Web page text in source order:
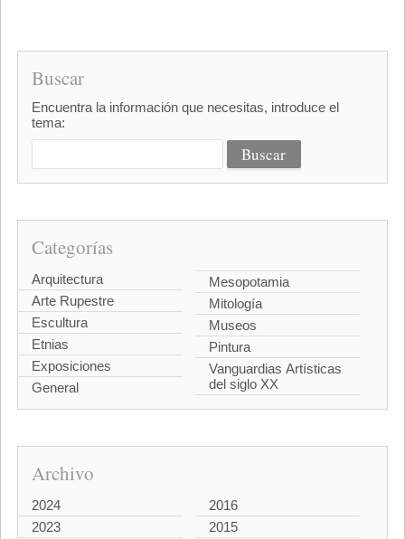
Buscar
Encuentra la información que necesitas, introduce el
tema:
Categorías
Arquitectura
Arte Rupestre
Escultura
Etnias
Exposiciones
General
Mesopotamia
Mitología
Museos
Pintura
Vanguardias Artísticas
del siglo XX
Archivo
2024
2023
2016
2015